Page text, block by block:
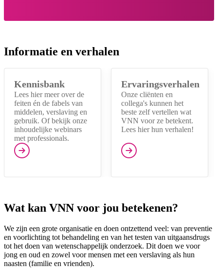
Informatie en verhalen
Kennisbank
Lees hier meer over de
feiten én de fabels van
middelen, verslaving en
gebruik. Of bekijk onze
inhoudelijke webinars
met professionals.
Ervaringsverhalen
Onze cliënten en
collega's kunnen het
beste zelf vertellen wat
VNN voor ze betekent.
Lees hier hun verhalen!
Wat kan VNN voor jou betekenen?
We zijn een grote organisatie en doen ontzettend veel: van preventie
en voorlichting tot behandeling en van het testen van uitgaansdrugs
tot het doen van wetenschappelijk onderzoek. Dit doen we voor
jong en oud en zowel voor mensen met een verslaving als hun
naasten (familie en vrienden).